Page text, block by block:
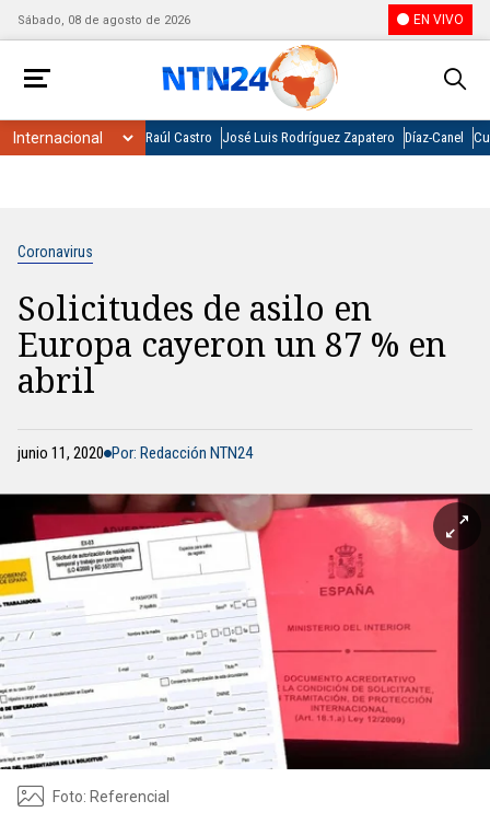
Sábado, 08 de agosto de 2026 EN VIVO
Raúl Castro José Luis Rodríguez Zapatero Díaz-Canel
Coronavirus
Solicitudes de asilo en
Europa cayeron un 87 % en
abril
junio 11, 2020 Por: Redacción NTN24
Foto: Referencial